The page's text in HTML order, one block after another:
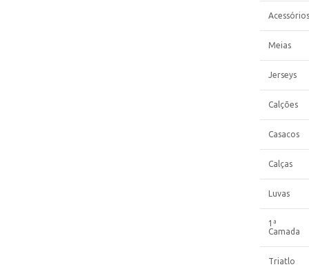
Acessórios
Meias
Jerseys
Calções
Casacos
Calças
Luvas
1ª
Camada
Triatlo